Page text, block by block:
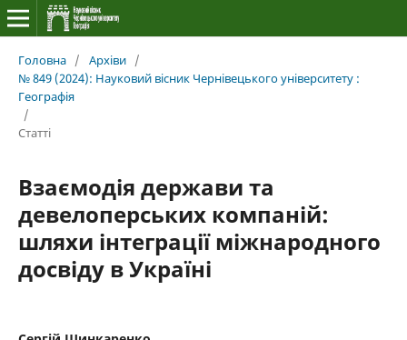
Головна / Архіви /
№ 849 (2024): Науковий вісник Чернівецького університету :
Географія
/
Статті
Взаємодія держави та
девелоперських компаній:
шляхи інтеграції міжнародного
досвіду в Україні